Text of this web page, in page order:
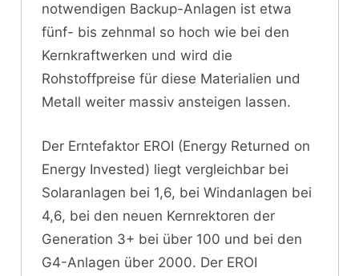
notwendigen Backup-Anlagen ist etwa
fünf- bis zehnmal so hoch wie bei den
Kernkraftwerken und wird die
Rohstoffpreise für diese Materialien und
Metall weiter massiv ansteigen lassen.
Der Erntefaktor EROI (Energy Returned on
Energy Invested) liegt vergleichbar bei
Solaranlagen bei 1,6, bei Windanlagen bei
4,6, bei den neuen Kernrektoren der
Generation 3+ bei über 100 und bei den
G4-Anlagen über 2000. Der EROI